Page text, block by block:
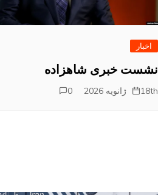
اخبار
نشست خبری شاهزاده
18th ژانویه 2026 0